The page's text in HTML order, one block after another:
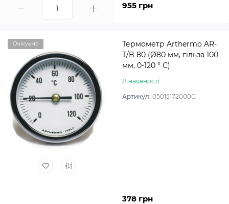
955 грн
Очікуємо
Термометр Arthermo AR-
T/B 80 (Ø80 мм, гільза 100
мм, 0-120 ° С)
В наявності
Артикул: 05015172000G
378 грн